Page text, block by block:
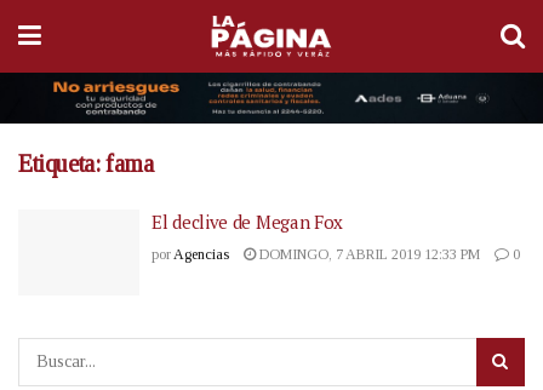
Etiqueta:fama
El declive de Megan Fox
por Agencias DOMINGO, 7 ABRIL 2019 12:33 PM 0